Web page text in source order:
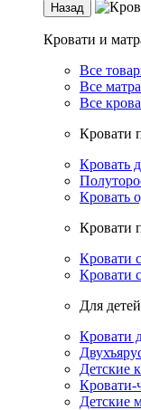
Назад
Кровати и
Все
Все
Все
Кровати
Кровать
Кровать
Кровати
Кровати
Кровати
Для
Кровати
Детские
Кровати-
Детские